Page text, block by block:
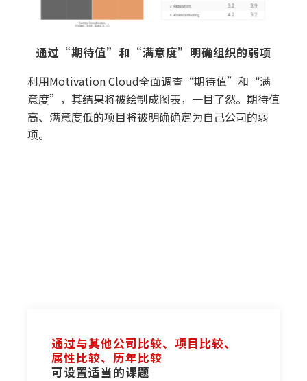
通过“期待值”和“满意度”明确组织的弱项
利用Motivation Cloud全面调查“期待值”和“满
意度”，其结果将被绘制成图表，一目了然。期待值
高、满意度低的项目将被明确确定为自己公司的弱
项。
通过与其他公司比较、项目比较、
属性比较、历年比较
可设置适当的课题